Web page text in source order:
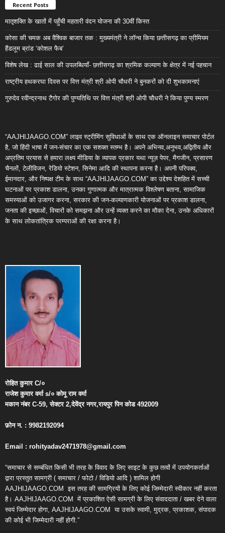
Recent Posts
मातृशक्ति के खातों में पहुँची महतारी वंदन योजना की 30वीं किस्त
कोसा की चमक अब वैश्विक बाजार तक : मुख्यमंत्री ने लॉन्च किया छत्तीसगढ़ का प्रीमियम
हैंडलूम ब्रांड ‘कोशल फैब’
विशेष लेख : ढाई साल की उपलब्धियाँ- छत्तीसगढ़ का श्रमिक कल्याण के क्षेत्र में नई पहचान
राष्ट्रीय हथकरघा दिवस पर वित्त मंत्री श्री ओपी चौधरी ने बुनकरों को दी शुभकामनाएं
गुरुदेव रवीन्द्रनाथ टैगोर की पुण्यतिथि पर वित्त मंत्री श्री ओपी चौधरी ने किया पुण्य स्मरण
“AAJHIJAAGO.COM” लाइव स्ट्रीमिंग सुविधाओं के साथ एक ऑनलाइन समाचार पोर्टल
है, जो हिंदी भाषा में जन-संचार का एक सशक्त स्तम्भ है। अपने अभिनव,अनुभव,अद्वितीय और
अप्रतिम प्रयास से हमारा लक्ष्य मीडिया के व्यापक प्रकार यथा न्यूज़ पेपर, मैगजीन, प्रसारण
चैनलों, टेलीविजन, रेडियो स्टेशन, सिनेमा आदि की स्थापना करना है। अपनी परिपक्व,
ईमानदार, और निष्पक्ष टीम के साथ “AAJHIJAAGO.COM” का उद्देश्य देशहित में सच्ची
घटनाओं पर प्रकाश डालना, उनका गुणात्मक और मात्रात्मक विश्लेषण बताना, सामाजिक
समस्याओं को उजागर करना, सरकार की जन-कल्याणकारी योजनाओं पर प्रकाश डालना,
जनता की इच्छाओं, विचारों को समझना और उन्हें व्यक्त करने का मौका देना, उनके अधिकारों
के साथ लोकतांत्रिक परम्पराओं की रक्षा करना है।
रोहित कुमारC/०
राजेश कुमार वर्माs/० कोमू राम वर्मा
मकान नंबरC-59,सेक्टर2,देवेंद्र नगर,रायपुर पिन कोड492009
फ़ोन न. : 9982192094
Email : rohityadav2471978@gmail.com
“समाचार से सम्बंधित किसी भी तरह के विवाद के लिए साइट के कुछ तत्वों में उपयोगकर्ताओं
द्वारा प्रस्तुत सामग्री ( समाचार / फोटो / विडियो आदि ) शामिल होगी
AAJHIJAAGO.COM इस तरह की सामग्रियों के लिए कोई जिम्मेदारी स्वीकार नहीं करता
है। AAJHIJAAGO.COM में प्रकाशित ऐसी सामग्री के लिए संवाददाता / खबर देने वाला
स्वयं जिम्मेदार होगा, AAJHIJAAGO.COM या उसके स्वामी, मुद्रक, प्रकाशक, संपादक
की कोई भी जिम्मेदारी नहीं होगी.”